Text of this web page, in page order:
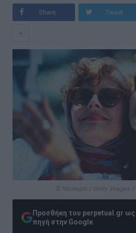
Share Tweet
© Moviepix / Getty Images /
Προσθήκη του perpetual.gr ως
πηγή στην Google